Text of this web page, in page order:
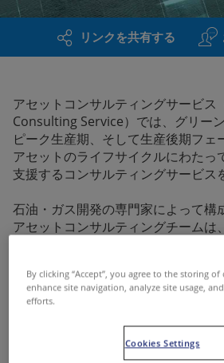
リンクを共有する
アセットコンサルティングサービス
Consulting Service）では、グリー
ピーク生産期、そして生産後期フェ
アセットのライフサイクルにわたっ
支援するコンサルティングサービス
石油・ガス開発の専門家によって構
アセットコンサルティングチームは
す。
ペレーションへの理解を結集させる
積盆・貯留層環境・アセット固有の
By clicking “Accept”, you agree to the storing
enhance site navigation, analyze site usage,
efforts.
Cookies Settings